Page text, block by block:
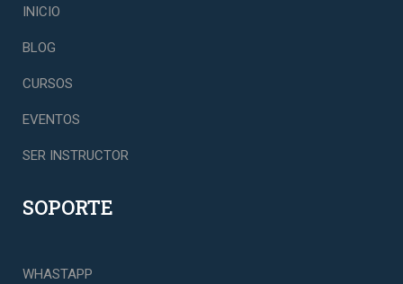
INICIO
BLOG
CURSOS
EVENTOS
SER INSTRUCTOR
SOPORTE
WHASTAPP